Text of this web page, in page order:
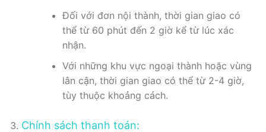
Đối với đơn nội thành, thời gian giao có
thể từ 60 phút đến 2 giờ kể từ lúc xác
nhận.
Với những khu vực ngoại thành hoặc vùng
lân cận, thời gian giao có thể từ 2-4 giờ,
tùy thuộc khoảng cách.
Chính sách thanh toán: